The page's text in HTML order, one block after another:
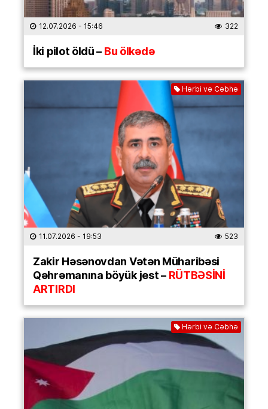
12.07.2026 - 15:46 322
İki pilot öldü –Bu ölkədə
Hərbi və Cəbhə
11.07.2026 - 19:53 523
Zakir Həsənovdan Vətən Müharibəsi
Qəhrəmanına böyük jest –RÜTBƏSİNİ
ARTIRDI
Hərbi və Cəbhə